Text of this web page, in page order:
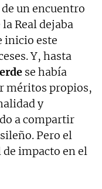
un encuentro
la Real dejaba
inicio este
Y, hasta
se había
méritos propios,
y
a compartir
Pero el
de impacto en el